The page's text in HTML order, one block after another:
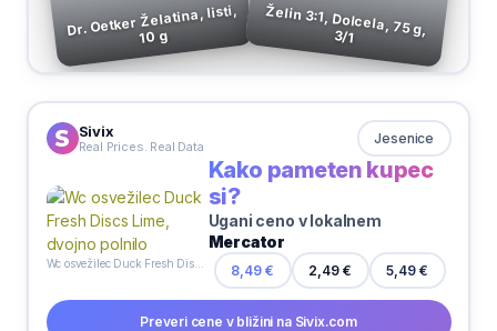
Dr. Oetker Želatina, listi,
10 g Želin 3:1, Dolcela, 75 g,
3/1
Sivix
Real Prices. Real Data Jesenice
Wc osvežilec Duck Fresh Discs Lime, dvojno polnilo
Kako pameten kupec
si?
Ugani ceno v lokalnem
Mercator
8,49 € 2,49 € 5,49 €
Preveri cene v bližini na Sivix.com